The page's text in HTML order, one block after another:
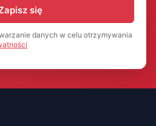
się
danych w celu otrzymywania